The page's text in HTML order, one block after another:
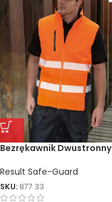
Bezrękawnik Dwustronny
Result Safe-Guard
SKU: 877.33